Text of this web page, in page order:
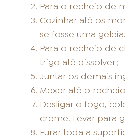
Para o recheio de
Cozinhar até os
se fosse uma
Para o recheio de
trigo até dissolver;
Juntar os demais
Mexer até o
Desligar o fogo,
creme. Levar para
Furar toda a